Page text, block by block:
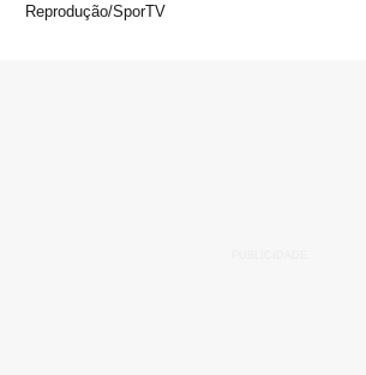
Reprodução/SporTV